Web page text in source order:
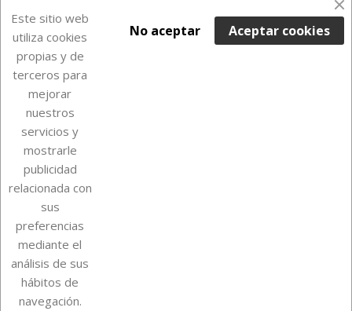

Su cuenta
Este sitio web
utiliza cookies
propias y de
terceros para
mejorar
nuestros
servicios y
mostrarle
publicidad
relacionada con
sus
preferencias
mediante el
análisis de sus
hábitos de
navegación.
Aceptar cookies
No aceptar